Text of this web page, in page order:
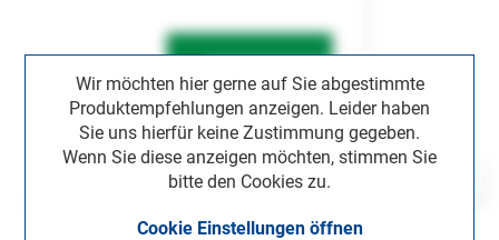
Wir möchten hier gerne auf Sie abgestimmte
Produktempfehlungen anzeigen. Leider haben
Sie uns hierfür keine Zustimmung gegeben.
Wenn Sie diese anzeigen möchten, stimmen Sie
bitte den Cookies zu.
Cookie Einstellungen öffnen